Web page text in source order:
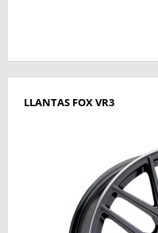
LLANTAS FOX VR3